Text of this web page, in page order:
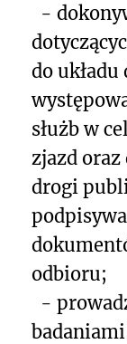
-
do
służb w
zjazd
drogi
odbioru;
-